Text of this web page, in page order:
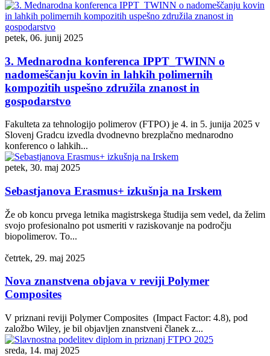
petek, 06. junij 2025
3. Mednarodna konferenca IPPT_TWINN o
nadomeščanju kovin in lahkih polimernih
kompozitih uspešno združila znanost in
gospodarstvo
Fakulteta za tehnologijo polimerov (FTPO) je 4. in 5. junija 2025 v
Slovenj Gradcu izvedla dvodnevno brezplačno mednarodno
konferenco o lahkih...
petek, 30. maj 2025
Sebastjanova Erasmus+ izkušnja na Irskem
Že ob koncu prvega letnika magistrskega študija sem vedel, da želim
svojo profesionalno pot usmeriti v raziskovanje na področju
biopolimerov. To...
četrtek, 29. maj 2025
Nova znanstvena objava v reviji Polymer
Composites
V priznani reviji Polymer Composites (Impact Factor: 4.8), pod
založbo Wiley, je bil objavljen znanstveni članek z...
sreda, 14. maj 2025